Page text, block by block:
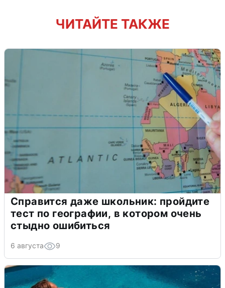
ЧИТАЙТЕ ТАКЖЕ
Справится даже школьник: пройдите
тест по географии, в котором очень
стыдно ошибиться
6 августа 9